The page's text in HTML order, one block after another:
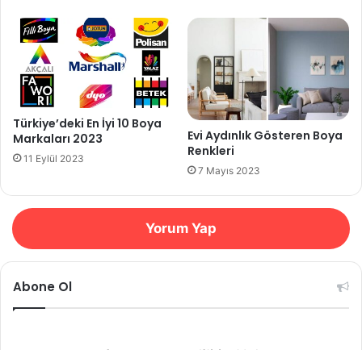
Türkiye’deki En İyi 10 Boya
Markaları 2023
11 Eylül 2023
Evi Aydınlık Gösteren Boya
Renkleri
7 Mayıs 2023
Yorum Yap
Abone Ol